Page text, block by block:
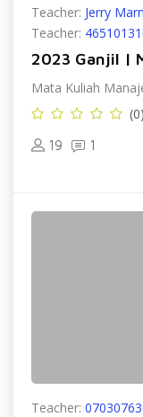
Teacher: Jerry
Teacher:
2023 Ganjil |
Mata Kuliah
(0)
19 1
Teacher: